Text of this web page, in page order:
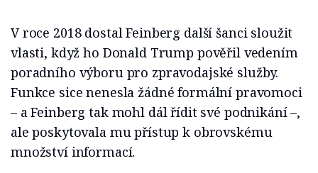
V roce 2018 dostal Feinberg další šanci sloužit
vlasti, když ho Donald Trump pověřil vedením
poradního výboru pro zpravodajské služby.
Funkce sice nenesla žádné formální pravomoci
– a Feinberg tak mohl dál řídit své podnikání –,
ale poskytovala mu přístup k obrovskému
množství informací.